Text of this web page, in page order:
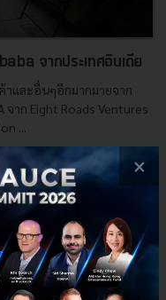
จากประเทศอินเดีย
าและอื่นๆอีกมากมายจาก
จาก Eight Roads Ventures
...
×